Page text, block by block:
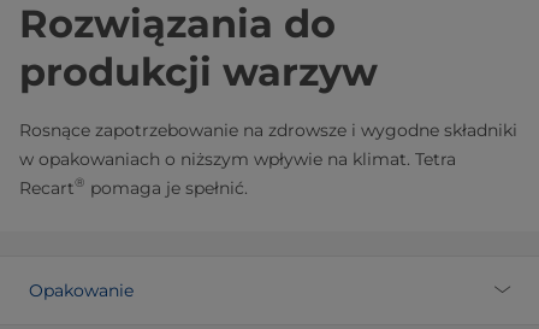
Rozwiązania do
produkcji warzyw
Rosnące zapotrzebowanie na zdrowsze i wygodne składniki
w opakowaniach o niższym wpływie na klimat. Tetra
Recart® pomaga je spełnić.
Opakowanie